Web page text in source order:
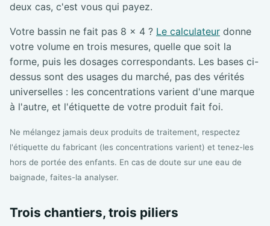
deux cas, c'est vous qui payez.
Votre bassin ne fait pas 8 × 4 ? Le calculateur donne
votre volume en trois mesures, quelle que soit la
forme, puis les dosages correspondants. Les bases ci-
dessus sont des usages du marché, pas des vérités
universelles : les concentrations varient d'une marque
à l'autre, et l'étiquette de votre produit fait foi.
Ne mélangez jamais deux produits de traitement, respectez
l'étiquette du fabricant (les concentrations varient) et tenez-les
hors de portée des enfants. En cas de doute sur une eau de
baignade, faites-la analyser.
Trois chantiers, trois piliers